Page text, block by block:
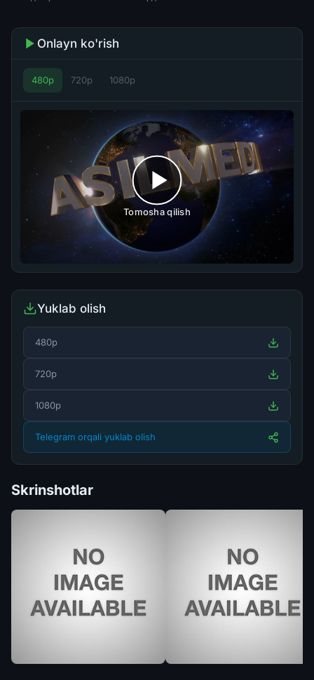
Onlayn ko'rish
480p 720p 1080p
Tomosha qilish
Yuklab olish
480p
720p
1080p
Telegram orqali yuklab olish
Skrinshotlar